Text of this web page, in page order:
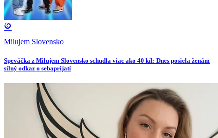
Milujem Slovensko
Speváčka z Milujem Slovensko schudla viac ako 40 kíl: Dnes posiela ženám
silný odkaz o sebaprijatí